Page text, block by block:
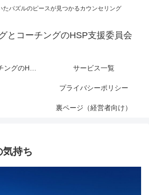
たパズルのピースが見つかるカウンセリング
とコーチングのHSP支援委員会
カウンセリングとコーチングのHSP支援委員会 サービス一覧
プライバシーポリシー
裏ページ（経営者向け）
気持ち